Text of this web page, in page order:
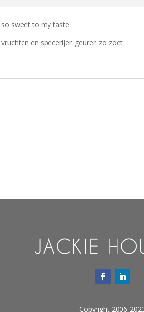
sweet to my taste
en specerijen geuren zo zoet
Copyright 2006-